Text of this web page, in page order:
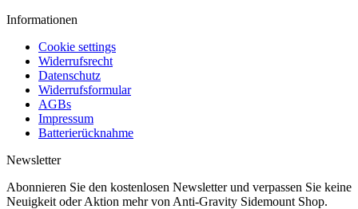
Informationen
Cookie settings
Widerrufsrecht
Datenschutz
Widerrufsformular
AGBs
Impressum
Batterierücknahme
Newsletter
Abonnieren Sie den kostenlosen Newsletter und verpassen Sie keine
Neuigkeit oder Aktion mehr von Anti-Gravity Sidemount Shop.